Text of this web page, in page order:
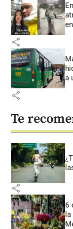
share
a
share
Te
share
6